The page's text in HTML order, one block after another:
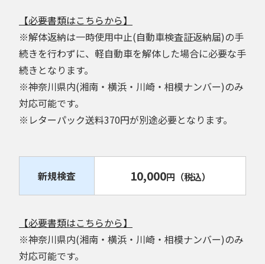
【必要書類はこちらから】
※解体返納は一時使用中止(自動車検査証返納届)の手
続きを行わずに、軽自動車を解体した場合に必要な手
続きとなります。
※神奈川県内(湘南・横浜・川崎・相模ナンバー)のみ
対応可能です。
※レターパック送料370円が別途必要となります。
新規検査 10,000円 （税込）
【必要書類はこちらから】
※神奈川県内(湘南・横浜・川崎・相模ナンバー)のみ
対応可能です。